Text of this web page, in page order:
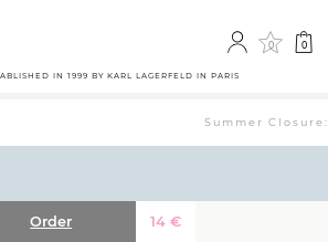
0 0
IN 1999 BY KARL LAGERFELD IN PARIS
Summer
14 €
Order